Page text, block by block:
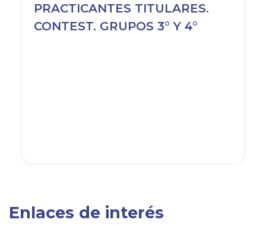
PRACTICANTES TITULARES.
CONTEST. GRUPOS 3° Y 4°
Enlaces de interés